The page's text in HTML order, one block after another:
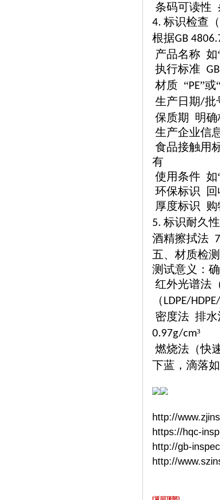
条码可读性
4. 标识检查
根据GB
产品名称 如
执行标准
材质 “PE”
生产日期/批
保质期 明
生产企业信
食品接触用
有
使用条件 如
环保标识
厚度标识
5. 标识耐久
酒精擦拭法
五、材质检测
测试意义：
红外光谱法
（LDPE/
密度法 排
0.97g/cm³
燃烧法（快
下蓝，滴落
http://
https://hqc-
http://gb-
http://